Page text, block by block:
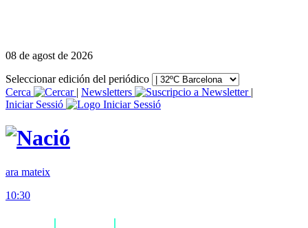
08 de agost de 2026
Seleccionar edición del periódico
Cerca
| Newsletters
|
Iniciar Sessió
ara mateix
10:30